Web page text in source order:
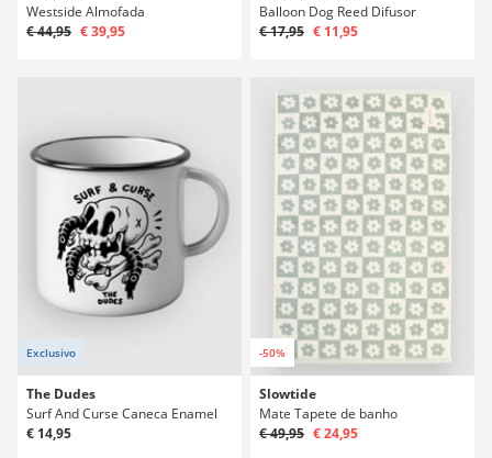
Westside Almofada
€ 44,95 € 39,95
Balloon Dog Reed Difusor
€ 17,95 € 11,95
Exclusivo
The Dudes
Surf And Curse Caneca Enamel
€ 14,95
-50%
Slowtide
Mate Tapete de banho
€ 49,95 € 24,95